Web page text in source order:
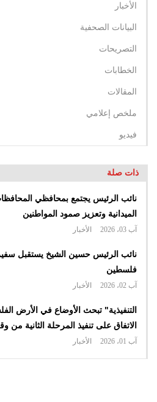
الأخبار
البيانات الصحفية
التصريحات
الخطابات
المقالات
ملخص إعلامي
فيديو
ذات صلة
نائب الرئيس يجتمع بمحافظي
الميدانية وتعزيز صمود المواطنين
آب 03، 2026 الأخبار
نائب الرئيس حسين الشيخ يستقبل
فلسطين
آب 02، 2026 الأخبار
التنفيذية" تبحث الأوضاع في الأرض
الاتفاق على تنفيذ المرحلة الثانية من
آب 01، 2026 الأخبار